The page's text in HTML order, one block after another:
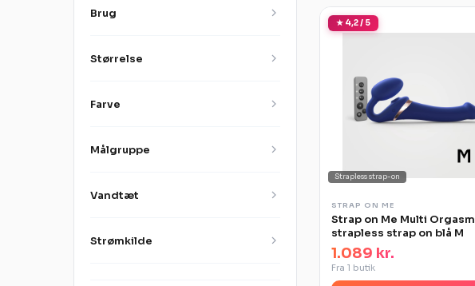
Brug
Størrelse
Farve
Målgruppe
Vandtæt
Strømkilde
★ 4,2 / 5
Strapless strap-on
STRAP ON ME
Strap on Me Multi Orgasm
strapless strap on blå M
1.089 kr.
Fra 1 butik